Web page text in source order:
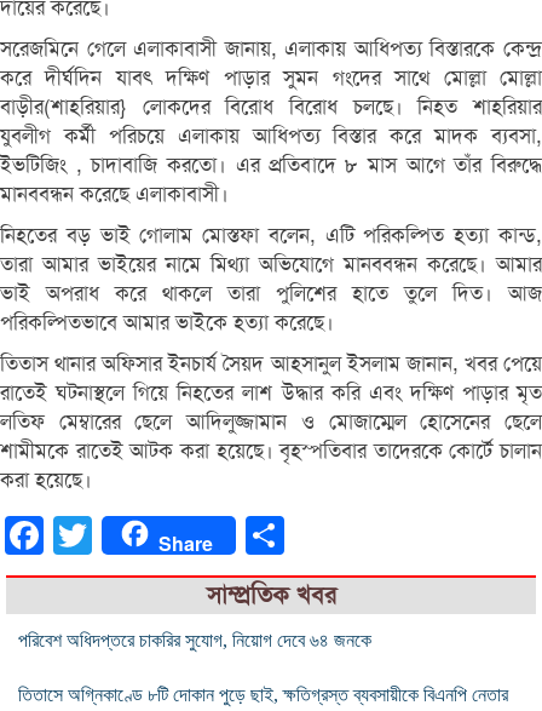
দায়ের করেছে।
সরেজমিনে গেলে এলাকাবাসী জানায়, এলাকায় আধিপত্য বিস্তারকে কেন্দ্র
করে দীর্ঘদিন যাবৎ দক্ষিণ পাড়ার সুমন গংদের সাথে মোল্লা মোল্লা
বাড়ীর(শাহরিয়ার} লোকদের বিরোধ বিরোধ চলছে। নিহত শাহরিয়ার
যুবলীগ কর্মী পরিচয়ে এলাকায় আধিপত্য বিস্তার করে মাদক ব্যবসা,
ইভটিজিং , চাদাবাজি করতো। এর প্রতিবাদে ৮ মাস আগে তাঁর বিরুদ্ধে
মানববন্ধন করেছে এলাকাবাসী।
নিহতের বড় ভাই গোলাম মোস্তফা বলেন, এটি পরিকল্পিত হত্যা কান্ড,
তারা আমার ভাইয়ের নামে মিথ্যা অভিযোগে মানববন্ধন করেছে। আমার
ভাই অপরাধ করে থাকলে তারা পুলিশের হাতে তুলে দিত। আজ
পরিকল্পিতভাবে আমার ভাইকে হত্যা করেছে।
তিতাস থানার অফিসার ইনচার্য সৈয়দ আহসানুল ইসলাম জানান, খবর পেয়ে
রাতেই ঘটনাস্থলে গিয়ে নিহতের লাশ উদ্ধার করি এবং দক্ষিণ পাড়ার মৃত
লতিফ মেম্বারের ছেলে আদিলুজ্জামান ও মোজাম্মেল হোসেনের ছেলে
শামীমকে রাতেই আটক করা হয়েছে। বৃহস্পতিবার তাদেরকে কোর্টে চালান
করা হয়েছে।
FacebookTwitter Share
সাম্প্রতিক খবর
পরিবেশ অধিদপ্তরে চাকরির সুযোগ, নিয়োগ দেবে ৬৪ জনকে
তিতাসে অগ্নিকাণ্ডে ৮টি দোকান পুড়ে ছাই, ক্ষতিগ্রস্ত ব্যবসায়ীকে বিএনপি নেতার